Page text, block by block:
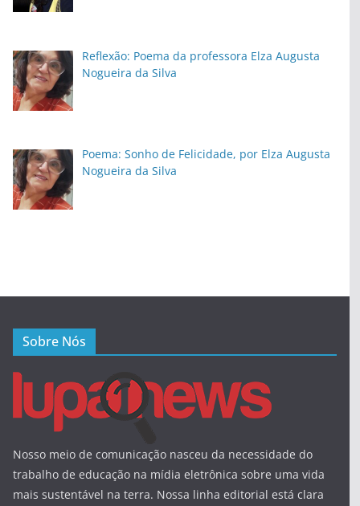
Reflexão: Poema da professora Elza Augusta
Nogueira da Silva
Poema: Sonho de Felicidade, por Elza Augusta
Nogueira da Silva
Sobre Nós
Nosso meio de comunicação nasceu da necessidade do
trabalho de educação na mídia eletrônica sobre uma vida
mais sustentável na terra. Nossa linha editorial está clara